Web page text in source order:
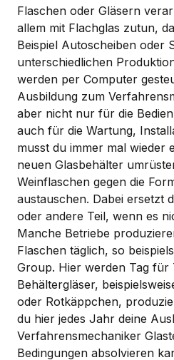
Flaschen oder Gläsern
allem mit Flachglas zutun,
Beispiel Autoscheiben oder
unterschiedlichen
werden per Computer
Ausbildung zum
aber nicht nur für die
auch für die Wartung,
musst du immer mal wieder
neuen Glasbehälter
Weinflaschen gegen die
austauschen. Dabei ersetzt
oder andere Teil, wenn es
Manche Betriebe
Flaschen täglich, so
Group. Hier werden Tag für
Behältergläser,
oder Rotkäppchen,
du hier jedes Jahr deine
Verfahrensmechaniker
Bedingungen absolvieren